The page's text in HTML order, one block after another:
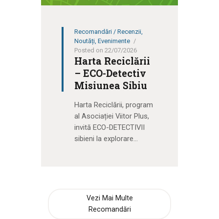
Recomandări / Recenzii,
Noutăți,Evenimente
Posted on 22/07/2026
Harta Reciclării
– ECO-Detectiv
Misiunea Sibiu
Harta Reciclării, program
al Asociației Viitor Plus,
invită ECO-DETECTIVII
sibieni la explorare…
Vezi Mai Multe
Recomandări